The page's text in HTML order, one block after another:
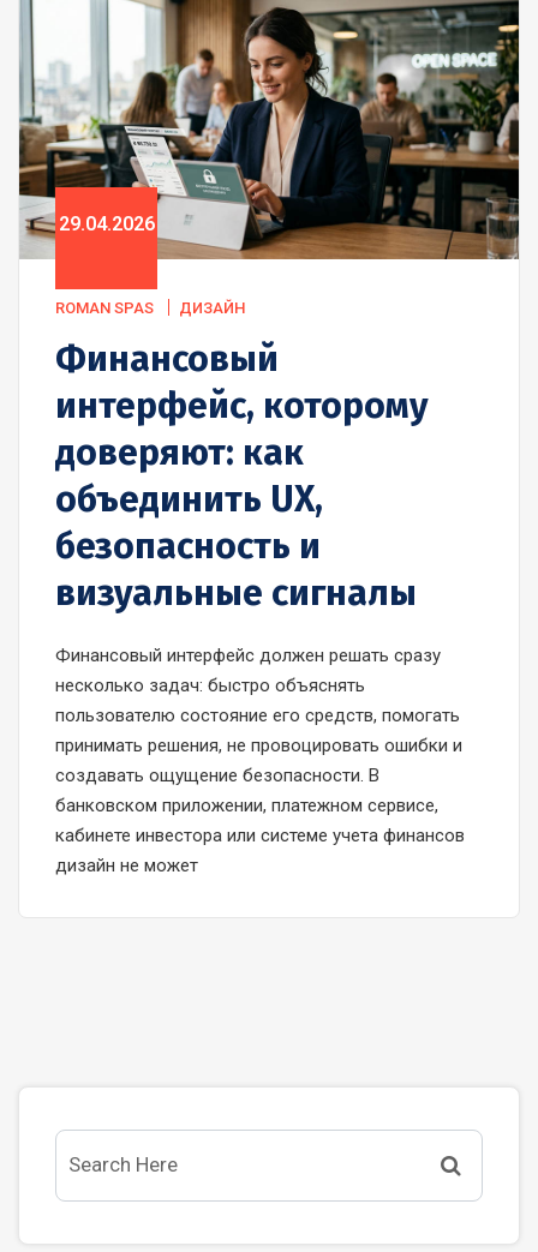
29.04.2026
ROMAN SPAS ДИЗАЙН
Финансовый
интерфейс, которому
доверяют: как
объединить UX,
безопасность и
визуальные сигналы
Финансовый интерфейс должен решать сразу
несколько задач: быстро объяснять
пользователю состояние его средств, помогать
принимать решения, не провоцировать ошибки и
создавать ощущение безопасности. В
банковском приложении, платежном сервисе,
кабинете инвестора или системе учета финансов
дизайн не может